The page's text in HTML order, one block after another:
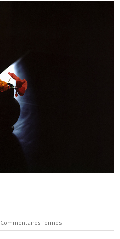
Commentaires fermés
Home#008